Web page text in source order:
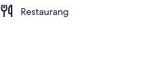
3 utomhuspooler, parasoller och
Restaurang